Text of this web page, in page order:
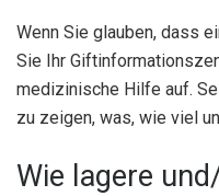
Wenn Sie glauben, dass
Sie Ihr
medizinische Hilfe auf.
zu zeigen, was, wie viel
Wie lagere